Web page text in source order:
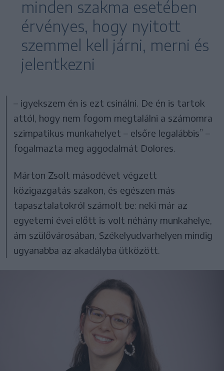
minden szakma esetében
érvényes, hogy nyitott
szemmel kell járni, merni és
jelentkezni
– igyekszem én is ezt csinálni. De én is tartok
attól, hogy nem fogom megtalálni a számomra
szimpatikus munkahelyet – elsőre legalábbis” –
fogalmazta meg aggodalmát Dolores.
Márton Zsolt másodévet végzett
közigazgatás szakon, és egészen más
tapasztalatokról számolt be: neki már az
egyetemi évei előtt is volt néhány munkahelye,
ám szülővárosában, Székelyudvarhelyen mindig
ugyanabba az akadályba ütközött.